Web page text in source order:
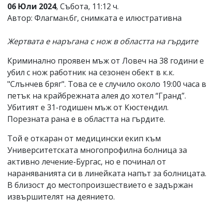
06 Юли 2024, Събота, 11:12 ч.
Автор: Флагман.бг, снимката е илюстративна
Жертвата е наръгана с нож в областта на гърдите
Криминално проявен мъж от Ловеч на 38 години е
убил с нож работник на сезонен обект в к.к.
"Слънчев бряг". Това се е случило около 19:00 часа в
петък на крайбрежната алея до хотел “Гранд”.
Убитият е 31-годишен мъж от Кюстендил.
Порезната рана е в областта на гърдите.
Той е откаран от медицински екип към
Университетската многопрофилна болница за
активно лечение-Бургас, но е починал от
нараняванията си в линейката напът за болницата.
В близост до местопроизшествието е задържан
извършителят на деянието.